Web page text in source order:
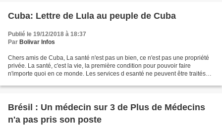
Cuba: Lettre de Lula au peuple de Cuba
Publié le 19/12/2018 à 18:37
Par Bolivar Infos
Chers amis de Cuba, La santé n'est pas un bien, ce n'est pas une propriété
privée. La santé, c'est la vie, la première condition pour pouvoir faire
n'importe quoi en ce monde. Les services d esanté ne peuvent être traités
Brésil : Un médecin sur 3 de Plus de Médecins
n'a pas pris son poste